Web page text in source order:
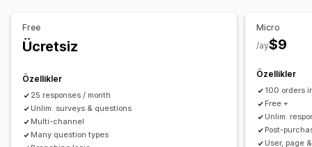
Anket türleri
Net Tavsiye Puanı (NPS)
Satın alım sonrası Öz nitelikler
Gönderim yönetimi
SMS E-posta Dışa veri aktarma
Free
Ücretsiz
Özellikler
25 responses / month
Unlim. surveys & questions
Multi-channel
Many question types
Micro
$9
/ay
Özellikler
100 orders
Free +
Unlim.
Post-
User, page